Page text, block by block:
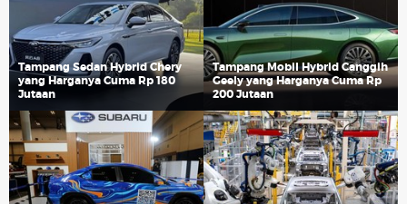
Tampang Sedan Hybrid Chery
yang Harganya Cuma Rp 180
Jutaan
Tampang Mobil Hybrid Canggih
Geely yang Harganya Cuma Rp
200 Jutaan